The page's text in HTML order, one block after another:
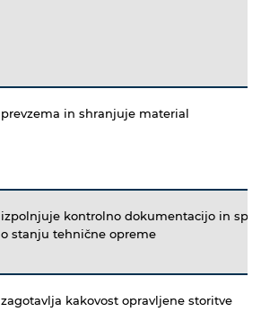
prevzema in shranjuje material
izpolnjuje kontrolno dokumentacijo in
o stanju tehnične opreme
zagotavlja kakovost opravljene storitve